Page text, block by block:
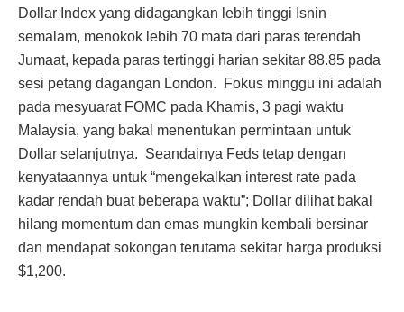
Dollar Index yang didagangkan lebih tinggi Isnin
semalam, menokok lebih 70 mata dari paras terendah
Jumaat, kepada paras tertinggi harian sekitar 88.85 pada
sesi petang dagangan London. Fokus minggu ini adalah
pada mesyuarat FOMC pada Khamis, 3 pagi waktu
Malaysia, yang bakal menentukan permintaan untuk
Dollar selanjutnya. Seandainya Feds tetap dengan
kenyataannya untuk “mengekalkan interest rate pada
kadar rendah buat beberapa waktu”; Dollar dilihat bakal
hilang momentum dan emas mungkin kembali bersinar
dan mendapat sokongan terutama sekitar harga produksi
$1,200.